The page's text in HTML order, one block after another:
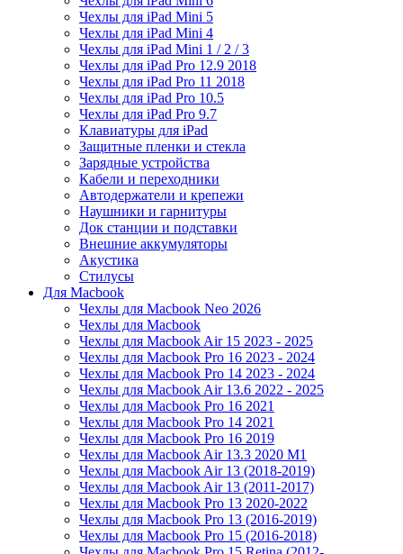
Чехлы для iPad Mini 5
Чехлы для iPad Mini 4
Чехлы для iPad Mini 1 / 2 / 3
Чехлы для iPad Pro 12.9 2018
Чехлы для iPad Pro 11 2018
Чехлы для iPad Pro 10.5
Чехлы для iPad Pro 9.7
Клавиатуры для iPad
Защитные пленки и стекла
Зарядные устройства
Кабели и переходники
Автодержатели и крепежи
Наушники и гарнитуры
Док станции и подставки
Внешние аккумуляторы
Акустика
Стилусы
Для Macbook
Чехлы для Macbook Neo 2026
Чехлы для Macbook
Чехлы для Macbook Air 15 2023 - 2025
Чехлы для Macbook Pro 16 2023 - 2024
Чехлы для Macbook Pro 14 2023 - 2024
Чехлы для Macbook Air 13.6 2022 - 2025
Чехлы для Macbook Pro 16 2021
Чехлы для Macbook Pro 14 2021
Чехлы для Macbook Pro 16 2019
Чехлы для Macbook Air 13.3 2020 M1
Чехлы для Macbook Air 13 (2018-2019)
Чехлы для Macbook Air 13 (2011-2017)
Чехлы для Macbook Pro 13 2020-2022
Чехлы для Macbook Pro 13 (2016-2019)
Чехлы для Macbook Pro 15 (2016-2018)